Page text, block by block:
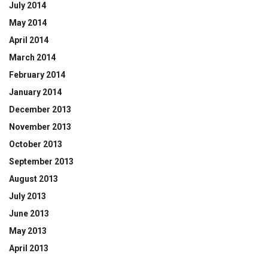
July 2014
May 2014
April 2014
March 2014
February 2014
January 2014
December 2013
November 2013
October 2013
September 2013
August 2013
July 2013
June 2013
May 2013
April 2013